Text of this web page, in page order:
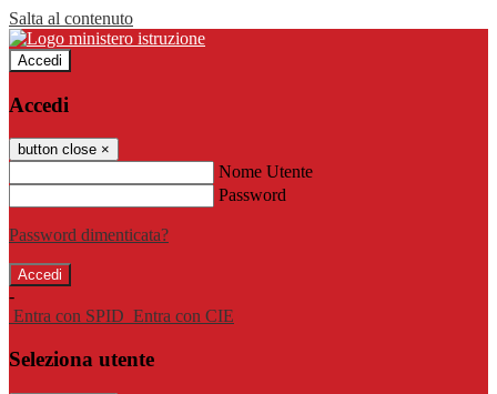
Salta al contenuto
Accedi
Accedi
button close ×
Nome Utente
Password
Password dimenticata?
-
Entra con SPID Entra con CIE
Seleziona utente